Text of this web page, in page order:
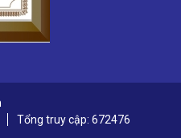
Tổng truy cập: 672476